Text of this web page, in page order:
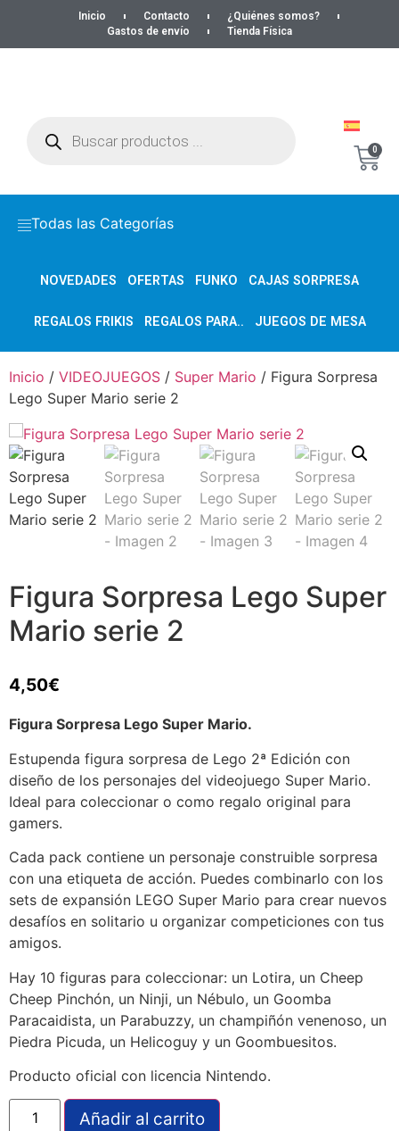
Inicio Contacto
¿Quiénes somos?
Gastos de envío
Tienda Física
0
Todas las Categorías
NOVEDADES OFERTAS FUNKO CAJAS SORPRESA
REGALOS FRIKIS REGALOS PARA.. JUEGOS DE MESA
Inicio / VIDEOJUEGOS / Super Mario / Figura Sorpresa
Lego Super Mario serie 2
Figura Sorpresa Lego Super
Mario serie 2
4,50€
Figura Sorpresa Lego Super Mario.
Estupenda figura sorpresa de Lego 2ª Edición con
diseño de los personajes del videojuego Super Mario.
Ideal para coleccionar o como regalo original para
gamers.
Cada pack contiene un personaje construible sorpresa
con una etiqueta de acción. Puedes combinarlo con los
sets de expansión LEGO Super Mario para crear nuevos
desafíos en solitario u organizar competiciones con tus
amigos.
Hay 10 figuras para coleccionar: un Lotira, un Cheep
Cheep Pinchón, un Ninji, un Nébulo, un Goomba
Paracaidista, un Parabuzzy, un champiñón venenoso, un
Piedra Picuda, un Helicoguy y un Goombuesitos.
Producto oficial con licencia Nintendo.
Añadir al carrito